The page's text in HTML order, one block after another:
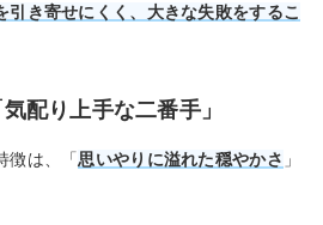
引き寄せにくく、大きな失敗をするこ
配り上手な二番手」
徴は、「思いやりに溢れた穏やかさ 」